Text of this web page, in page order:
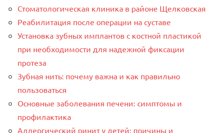
Стоматологическая клиника в районе Щелковская
Реабилитация после операции на суставе
Установка зубных имплантов с костной пластикой
при необходимости для надежной фиксации
протеза
Зубная нить: почему важна и как правильно
пользоваться
Основные заболевания печени: симптомы и
профилактика
Аллергический ринит у детей: причины и